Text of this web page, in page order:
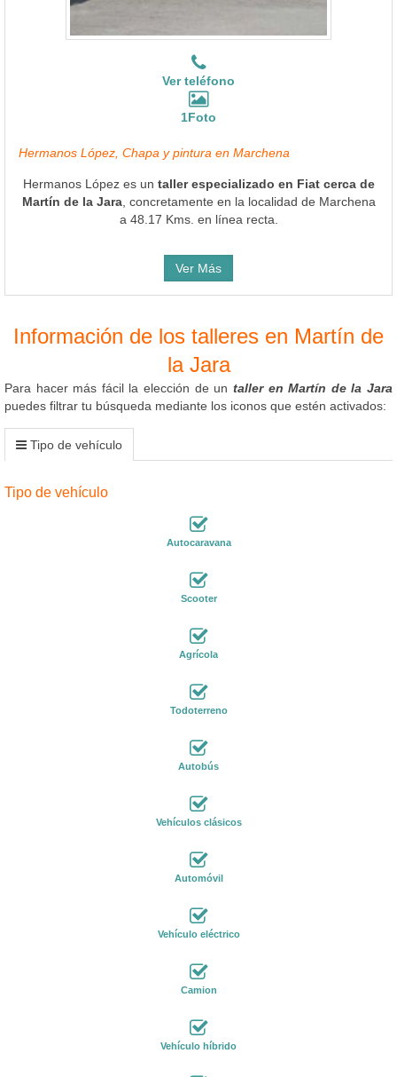
Ver teléfono
1Foto
Hermanos López, Chapa y pintura en Marchena
Hermanos López es un taller especializado en Fiat cerca de
Martín de la Jara, concretamente en la localidad de Marchena
a 48.17 Kms. en línea recta.
Ver Más
Información de los talleres en Martín de
la Jara
Para hacer más fácil la elección de un taller en Martín de la Jara
puedes filtrar tu búsqueda mediante los iconos que estén activados:
Tipo de vehículo
Tipo de vehículo
Autocaravana
Scooter
Agrícola
Todoterreno
Autobús
Vehículos clásicos
Automóvil
Vehículo eléctrico
Camion
Vehículo híbrido